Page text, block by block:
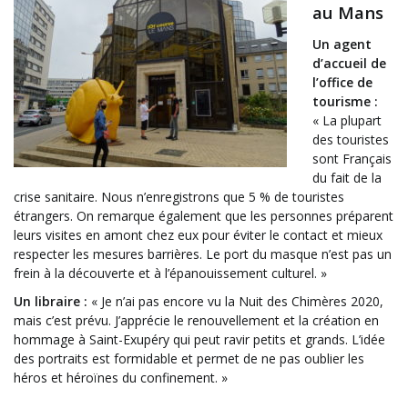
au Mans
Un agent
d’accueil de
l’office de
tourisme :
« La plupart
des touristes
sont Français
du fait de la
crise sanitaire. Nous n’enregistrons que 5 % de touristes
étrangers. On remarque également que les personnes préparent
leurs visites en amont chez eux pour éviter le contact et mieux
respecter les mesures barrières. Le port du masque n’est pas un
frein à la découverte et à l’épanouissement culturel. »
Un libraire : « Je n’ai pas encore vu la Nuit des Chimères 2020,
mais c’est prévu. J’apprécie le renouvellement et la création en
hommage à Saint-Exupéry qui peut ravir petits et grands. L’idée
des portraits est formidable et permet de ne pas oublier les
héros et héroïnes du confinement. »